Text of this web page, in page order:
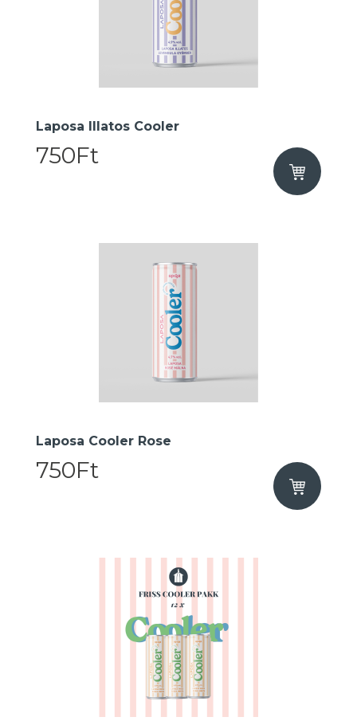
Laposa Illatos Cooler
750Ft
Laposa Cooler Rose
750Ft